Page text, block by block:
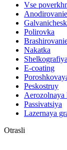
Vse
Anodirovanie
Polirovka
Nakatka
Shelkografiya
E-coating
Peskostruy
Aerozolnaya
Passivatsiya
Lazernaya
Otrasli